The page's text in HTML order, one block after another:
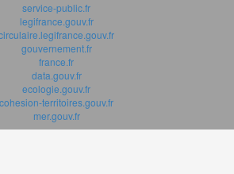
service-public.fr
legifrance.gouv.fr
gouvernement.fr
france.fr
data.gouv.fr
ecologie.gouv.fr
cohesion-territoires.gouv.fr
mer.gouv.fr